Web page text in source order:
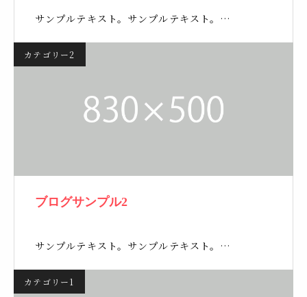
サンプルテキスト。サンプルテキスト。…
カテゴリー2
ブログサンプル2
サンプルテキスト。サンプルテキスト。…
カテゴリー1